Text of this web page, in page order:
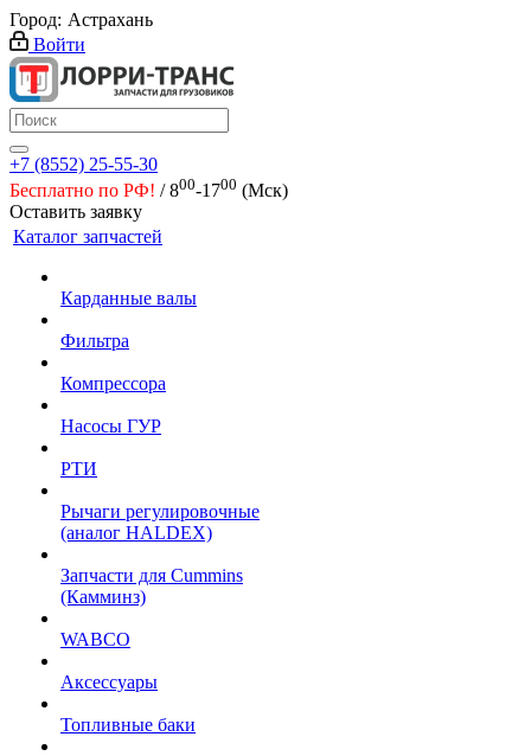
Город: Астрахань
Войти
+7 (8552) 25-55-30
Бесплатно по РФ! / 800-1700 (Мск)
Оставить заявку
Каталог запчастей
Карданные валы
Фильтра
Компрессора
Насосы ГУР
РТИ
Рычаги регулировочные
(аналог HALDEX)
Запчасти для Cummins
(Камминз)
WABCO
Аксессуары
Топливные баки